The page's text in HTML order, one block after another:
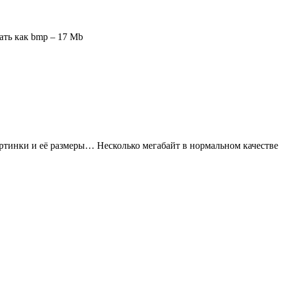
как bmp – 17 Mb
и её размеры… Несколько мегабайт в нормальном качестве